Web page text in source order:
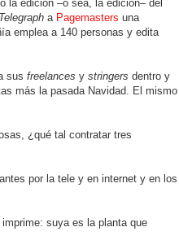
la edición –o sea, la edición– del
a Pagemasters una
emplea a 140 personas y edita
sus freelances y stringers dentro y
más la pasada Navidad. El mismo
¿qué tal contratar tres
por la tele y en internet y en los
suya es la planta que